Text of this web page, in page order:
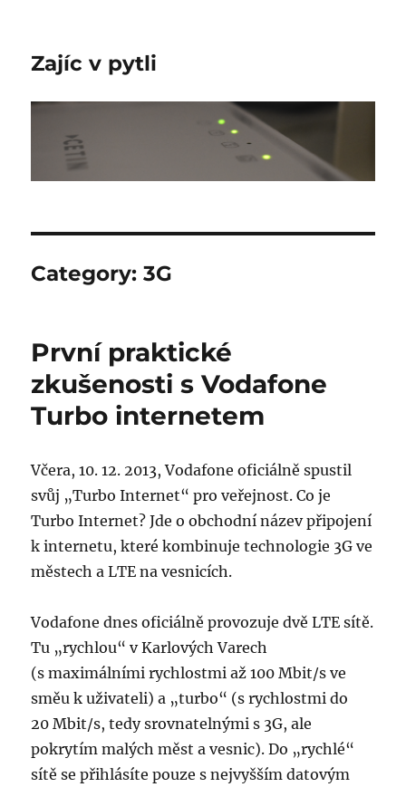
Zajíc v pytli
Category:3G
První praktické
zkušenosti s Vodafone
Turbo internetem
Včera, 10. 12. 2013, Vodafone oficiálně spustil
svůj „Turbo Internet“ pro veřejnost. Co je
Turbo Internet? Jde o obchodní název připojení
k internetu, které kombinuje technologie 3G ve
městech a LTE na vesnicích.
Vodafone dnes oficiálně provozuje dvě LTE sítě.
Tu „rychlou“ v Karlových Varech
(s maximálními rychlostmi až 100 Mbit/s ve
směu k uživateli) a „turbo“ (s rychlostmi do
20 Mbit/s, tedy srovnatelnými s 3G, ale
pokrytím malých měst a vesnic). Do „rychlé“
sítě se přihlásíte pouze s nejvyšším datovým